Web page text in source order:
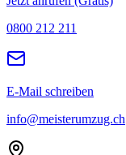
0800 212 211
E-Mail schreiben
info@meisterumzug.ch